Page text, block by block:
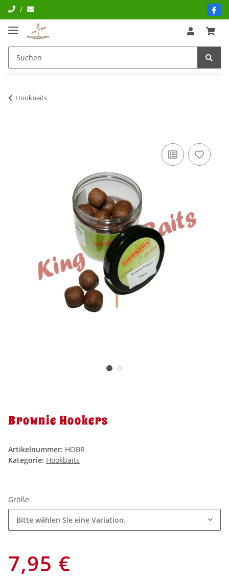
/
Hookbaits
Brownie Hookers
Artikelnummer: HOBR
Kategorie: Hookbaits
Größe
Bitte wählen Sie eine Variation.
7,95 €